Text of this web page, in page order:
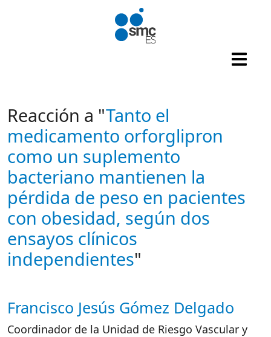
Pasar al contenido principal
Reacción a "Tanto el
medicamento orforglipron
como un suplemento
bacteriano mantienen la
pérdida de peso en pacientes
con obesidad, según dos
ensayos clínicos
independientes"
Autor/es reacciones
Francisco Jesús Gómez Delgado
Coordinador de la Unidad de Riesgo Vascular y